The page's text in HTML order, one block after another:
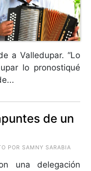
a Valledupar. “Lo
lo pronostiqué
de un
POR SAMNY SARABIA
una delegación